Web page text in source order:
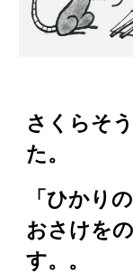
さくらそ
た。
「ひかり
おさけを
す。。